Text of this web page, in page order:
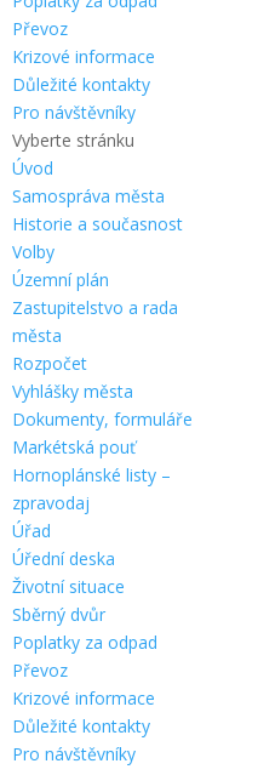
Převoz
Krizové informace
Důležité kontakty
Pro návštěvníky
Vyberte stránku
Úvod
Samospráva města
Historie a současnost
Volby
Územní plán
Zastupitelstvo a rada
města
Rozpočet
Vyhlášky města
Dokumenty, formuláře
Markétská pouť
Hornoplánské listy –
zpravodaj
Úřad
Úřední deska
Životní situace
Sběrný dvůr
Poplatky za odpad
Převoz
Krizové informace
Důležité kontakty
Pro návštěvníky